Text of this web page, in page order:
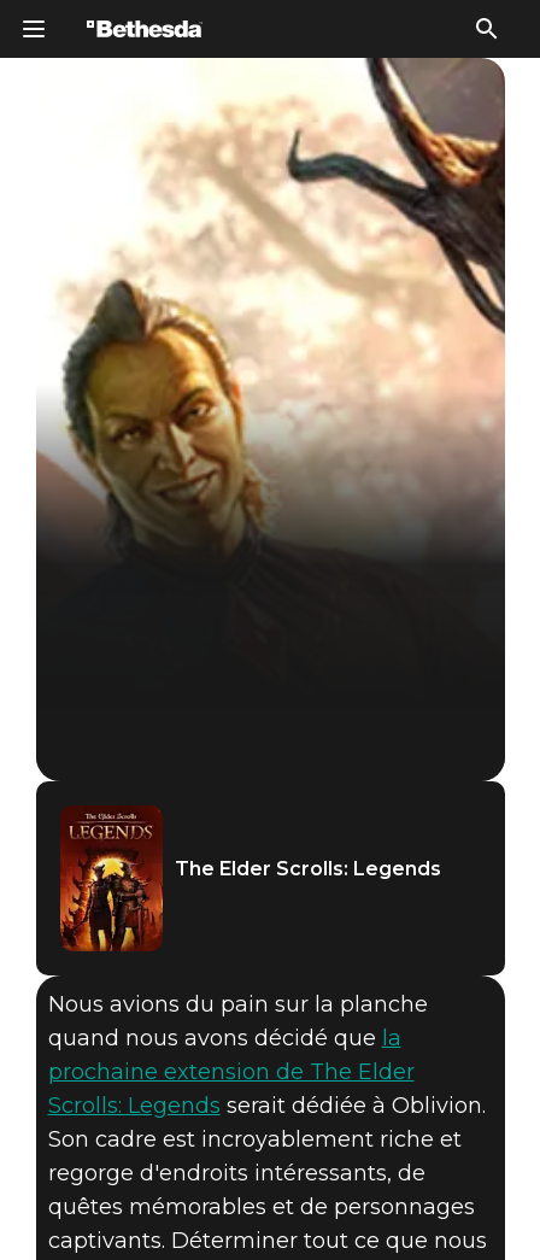
The Elder Scrolls: Legends
27 septembre 2019
The Elder Scrolls: Legends
Nous avions du pain sur la planche
quand nous avons décidé que la
prochaine extension de The Elder
Scrolls: Legends serait dédiée à Oblivion.
Son cadre est incroyablement riche et
regorge d'endroits intéressants, de
quêtes mémorables et de personnages
captivants. Déterminer tout ce que nous